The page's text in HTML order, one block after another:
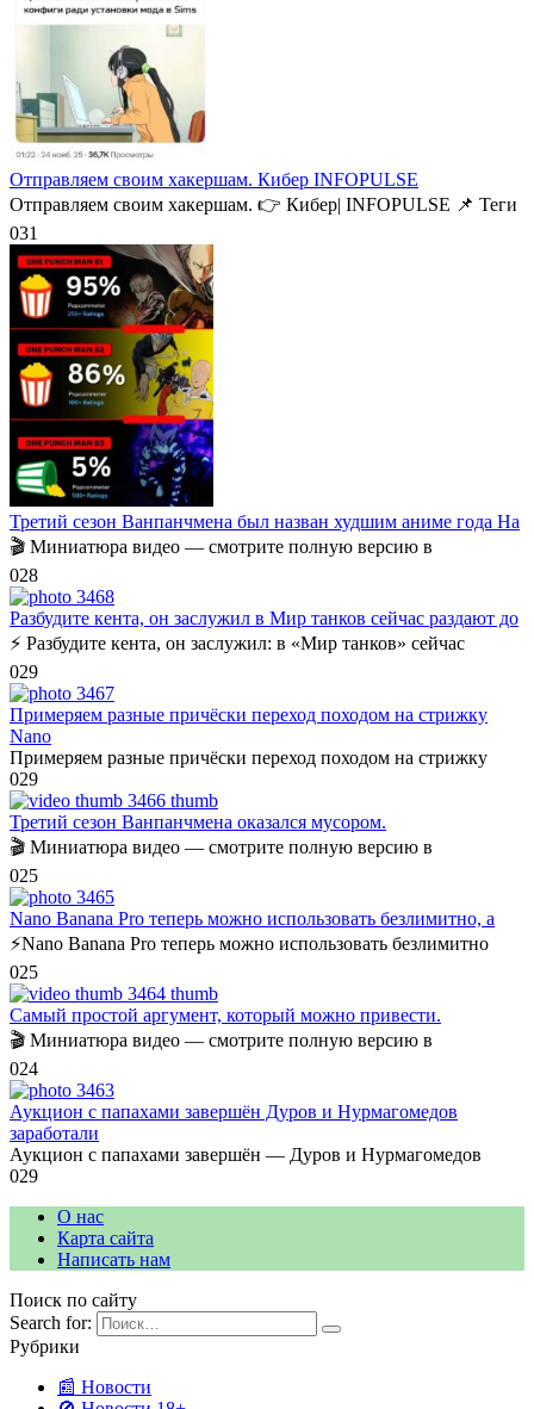
Отправляем своим хакершам. Кибер INFOPULSE
Отправляем своим хакершам. 👉 Кибер| INFOPULSE⁩ 📌 Теги
031
Третий сезон Ванпанчмена был назван худшим аниме года На
🎬 Миниатюра видео — смотрите полную версию в
028
Разбудите кента, он заслужил в Мир танков сейчас раздают до
⚡️ Разбудите кента, он заслужил: в «Мир танков» сейчас
029
Примеряем разные причёски переход походом на стрижку
Nano
Примеряем разные причёски переход походом на стрижку
029
Третий сезон Ванпанчмена оказался мусором.
🎬 Миниатюра видео — смотрите полную версию в
025
Nano Banana Pro теперь можно использовать безлимитно, а
⚡️Nano Banana Pro теперь можно использовать безлимитно
025
Самый простой аргумент, который можно привести.
🎬 Миниатюра видео — смотрите полную версию в
024
Аукцион с папахами завершён Дуров и Нурмагомедов
заработали
Аукцион с папахами завершён — Дуров и Нурмагомедов
029
О нас
Карта сайта
Написать нам
Поиск по сайту
Search for:
Рубрики
📰 Новости